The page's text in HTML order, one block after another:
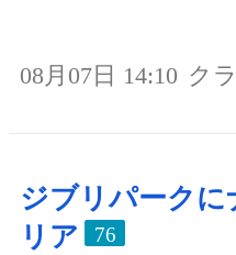
08月07日 14:10 ク
ジブリパークに
リア
76